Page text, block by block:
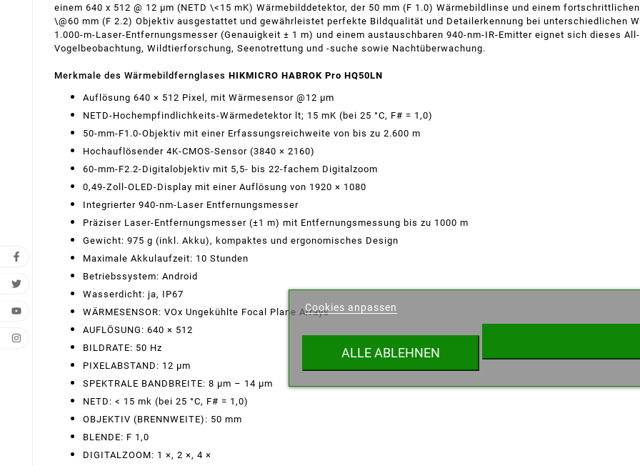
einem 640 x 512 @ 12 µm (NETD \<15 mK) Wärmebilddetektor, der 50 mm (F 1.0) Wärmebildlinse und einem
\@60 mm (F 2.2) Objektiv ausgestattet und gewährleistet perfekte Bildqualität und Detailerkennung bei unterschiedlichen
1.000-m-Laser-Entfernungsmesser (Genauigkeit ± 1 m) und einem austauschbaren 940-nm-IR-Emitter eignet sich dieses
Vogelbeobachtung, Wildtierforschung, Seenotrettung und -suche sowie Nachtüberwachung.
Merkmale des Wärmebildfernglases HIKMICRO HABROK Pro HQ50LN
Auflösung 640 × 512 Pixel, mit Wärmesensor @12 μm
NETD-Hochempfindlichkeits-Wärmedetektor lt; 15 mK (bei 25 °C, F# = 1,0)
50-mm-F1.0-Objektiv mit einer Erfassungsreichweite von bis zu 2.600 m
Hochauflösender 4K-CMOS-Sensor (3840 × 2160)
60-mm-F2.2-Digitalobjektiv mit 5,5- bis 22-fachem Digitalzoom
0,49-Zoll-OLED-Display mit einer Auflösung von 1920 × 1080
Integrierter 940-nm-Laser Entfernungsmesser
Präziser Laser-Entfernungsmesser (±1 m) mit Entfernungsmessung bis zu 1000 m
Gewicht: 975 g (inkl. Akku), kompaktes und ergonomisches Design
Maximale Akkulaufzeit: 10 Stunden
Betriebssystem: Android
Wasserdicht: ja, IP67
WÄRMESENSOR: VOx Ungekühlte Focal Plane Arrays
AUFLÖSUNG: 640 × 512
BILDRATE: 50 Hz
PIXELABSTAND: 12 μm
SPEKTRALE BANDBREITE: 8 μm – 14 μm
NETD: < 15 mk (bei 25 °C, F# = 1,0)
OBJEKTIV (BRENNWEITE): 50 mm
BLENDE: F 1,0
DIGITALZOOM: 1 ×, 2 ×, 4 ×
Name der Wunschliste
Cookies anpassen
ALLE ABLEHNEN